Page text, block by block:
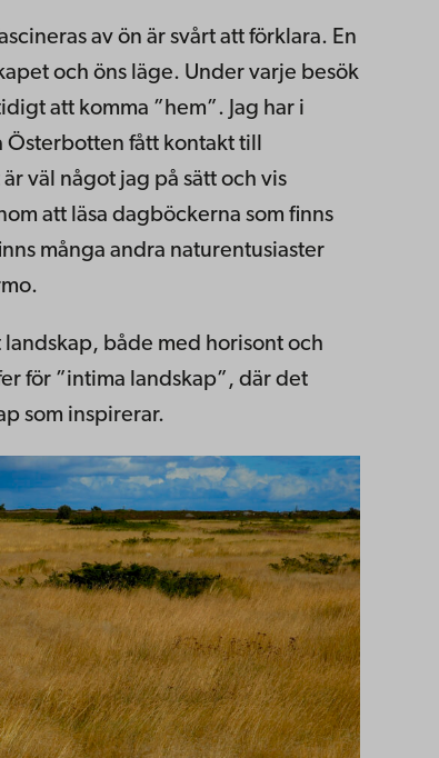
av ön är svårt att förklara. En
och öns läge. Under varje besök
att komma ”hem”. Jag har i
Österbotten fått kontakt till
väl något jag på sätt och vis
att läsa dagböckerna som finns
många andra naturentusiaster
både med horisont och
för ”intima landskap”, där det
som inspirerar.